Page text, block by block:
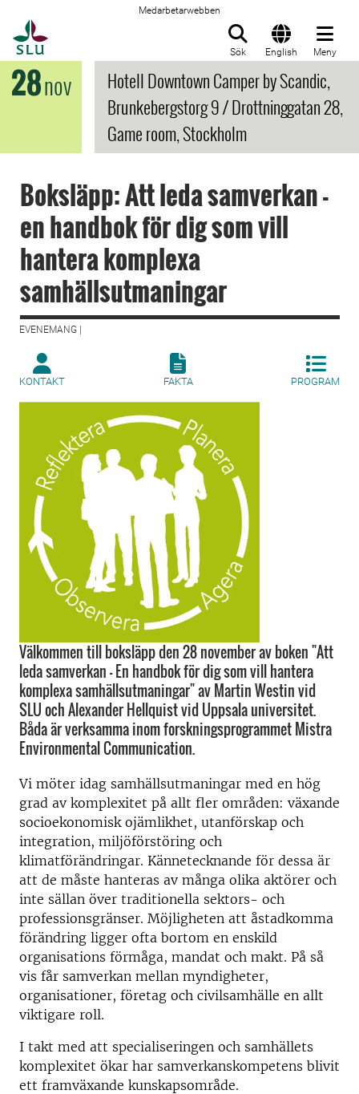
Medarbetarwebben
Sök English Meny
28nov
Hotell Downtown Camper by Scandic,
Brunkebergstorg 9 / Drottninggatan 28,
Game room, Stockholm
Boksläpp: Att leda samverkan -
en handbok för dig som vill
hantera komplexa
samhällsutmaningar
EVENEMANG |
KONTAKT FAKTA PROGRAM
Välkommen till boksläpp den 28 november av boken "Att
leda samverkan - En handbok för dig som vill hantera
komplexa samhällsutmaningar" av Martin Westin vid
SLU och Alexander Hellquist vid Uppsala universitet.
Båda är verksamma inom forskningsprogrammet Mistra
Environmental Communication.
Vi möter idag samhällsutmaningar med en hög
grad av komplexitet på allt fler områden: växande
socioekonomisk ojämlikhet, utanförskap och
integration, miljöförstöring och
klimatförändringar. Kännetecknande för dessa är
att de måste hanteras av många olika aktörer och
inte sällan över traditionella sektors- och
professionsgränser. Möjligheten att åstadkomma
förändring ligger ofta bortom en enskild
organisations förmåga, mandat och makt. På så
vis får samverkan mellan myndigheter,
organisationer, företag och civilsamhälle en allt
viktigare roll.
I takt med att specialiseringen och samhällets
komplexitet ökar har samverkanskompetens blivit
ett framväxande kunskapsområde.